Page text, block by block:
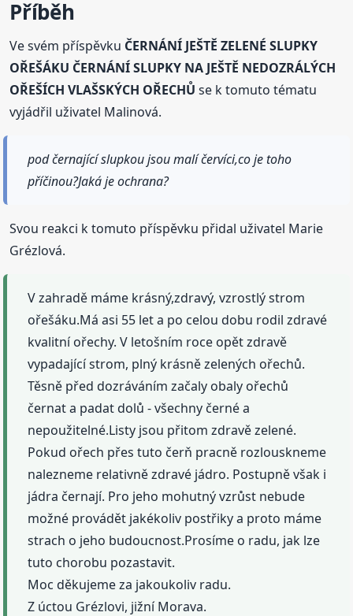
Příběh
Ve svém příspěvku ČERNÁNÍ JEŠTĚ ZELENÉ SLUPKY
OŘEŠÁKU ČERNÁNÍ SLUPKY NA JEŠTĚ NEDOZRÁLÝCH
OŘEŠÍCH VLAŠSKÝCH OŘECHŮ se k tomuto tématu
vyjádřil uživatel Malinová.
pod černající slupkou jsou malí červíci,co je toho
příčinou?Jaká je ochrana?
Svou reakci k tomuto příspěvku přidal uživatel Marie
Grézlová.
V zahradě máme krásný,zdravý, vzrostlý strom
ořešáku.Má asi 55 let a po celou dobu rodil zdravé
kvalitní ořechy. V letošním roce opět zdravě
vypadající strom, plný krásně zelených ořechů.
Těsně před dozráváním začaly obaly ořechů
černat a padat dolů - všechny černé a
nepoužitelné.Listy jsou přitom zdravě zelené.
Pokud ořech přes tuto čerň pracně rozlouskneme
nalezneme relativně zdravé jádro. Postupně však i
jádra černají. Pro jeho mohutný vzrůst nebude
možné provádět jakékoliv postřiky a proto máme
strach o jeho budoucnost.Prosíme o radu, jak lze
tuto chorobu pozastavit.
Moc děkujeme za jakoukoliv radu.
Z úctou Grézlovi, jižní Morava.